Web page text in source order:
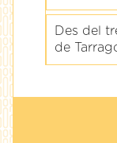
Des del
de